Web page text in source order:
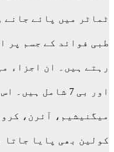
ٹماٹر میں پائے جانے
طبی فوائد کے جسم پر
اور بی 7 شامل
میگنیشیم، آئرن،
کولین بھی پایا جاتا